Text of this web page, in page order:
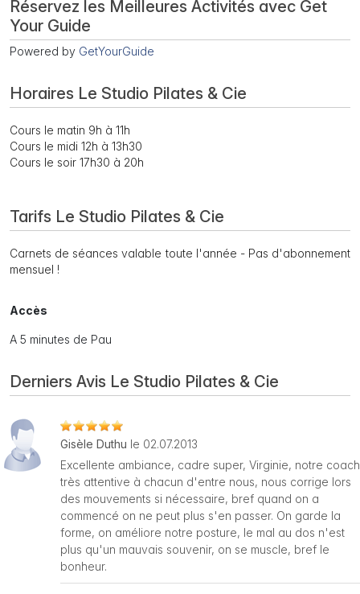
Réservez les Meilleures Activités avec Get
Your Guide
Powered by GetYourGuide
Horaires Le Studio Pilates & Cie
Cours le matin 9h à 11h
Cours le midi 12h à 13h30
Cours le soir 17h30 à 20h
Tarifs Le Studio Pilates & Cie
Carnets de séances valable toute l'année - Pas d'abonnement
mensuel !
Accès
A 5 minutes de Pau
Derniers Avis Le Studio Pilates & Cie
Gisèle Duthu le 02.07.2013
Excellente ambiance, cadre super, Virginie, notre coach
très attentive à chacun d'entre nous, nous corrige lors
des mouvements si nécessaire, bref quand on a
commencé on ne peut plus s'en passer. On garde la
forme, on améliore notre posture, le mal au dos n'est
plus qu'un mauvais souvenir, on se muscle, bref le
bonheur.